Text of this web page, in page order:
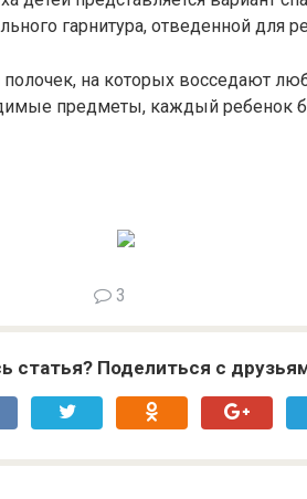
гарнитура, отведенной для
на которых восседают
предметы, каждый ребенок
3
статья? Поделиться с